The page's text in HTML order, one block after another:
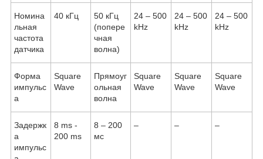
Номина
льная
частота
датчика
40 кГц
50 кГц
(попере
чная
волна)
24 – 500
kHz
24 – 500
kHz
24 – 500
kHz
Форма
импульс
а
Square
Wave
Прямоуг
ольная
волна
Square
Wave
Square
Wave
Square
Wave
Задержк
а
импульс
8 ms -
200 ms
8 – 200
мс
– – –